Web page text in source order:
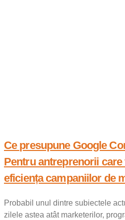
Ce presupune Google
Pentru antreprenorii
eficiența campaniilor de
Probabil unul dintre subiectele
zilele astea atât marketerilor,